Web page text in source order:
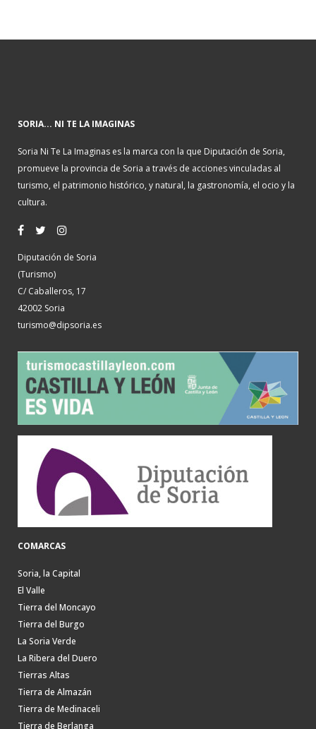
SORIA... NI TE LA IMAGINAS
Soria Ni Te La Imaginas es la marca con la que Diputación de Soria,
promueve la provincia de Soria a través de acciones vinculadas al
turismo, el patrimonio histórico, y natural, la gastronomía, el ocio y la
cultura.
Diputación de Soria
(Turismo)
C/ Caballeros, 17
42002 Soria
turismo@dipsoria.es
COMARCAS
Soria, la Capital
El Valle
Tierra del Moncayo
Tierra del Burgo
La Soria Verde
La Ribera del Duero
Tierras Altas
Tierra de Almazán
Tierra de Medinaceli
Tierra de Berlanga